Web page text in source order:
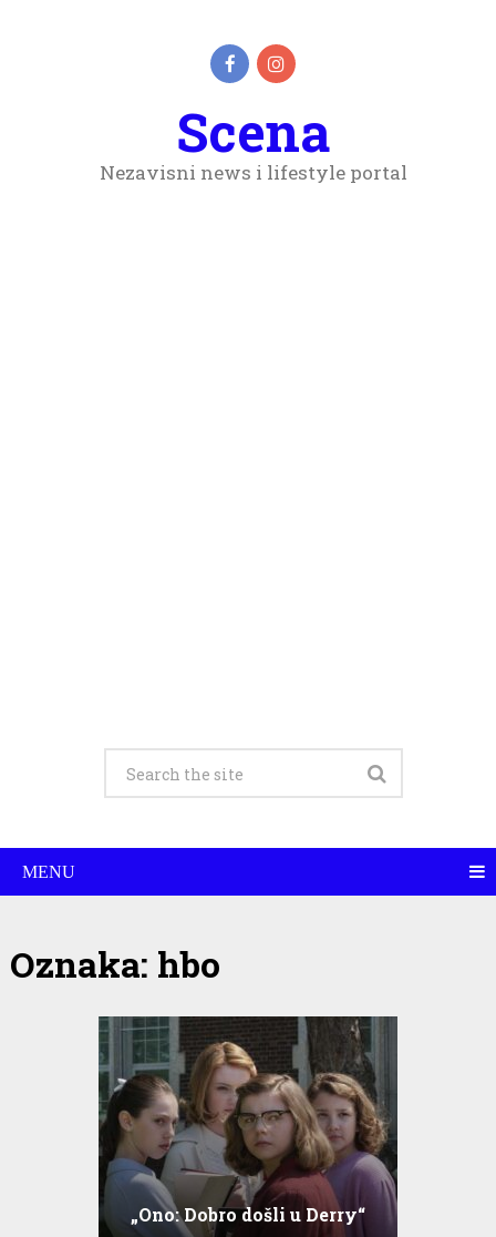
Scena
Nezavisni news i lifestyle portal
MENU
Oznaka: hbo
„Ono: Dobro došli u Derry“